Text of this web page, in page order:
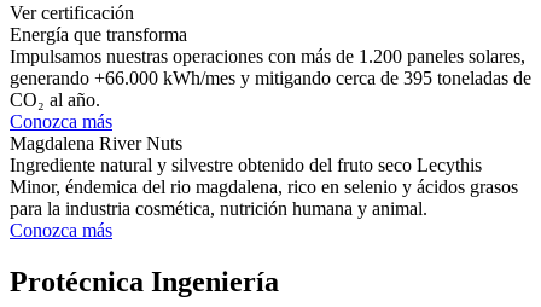
Ver certificación
Energía que transforma
Impulsamos nuestras operaciones con más de 1.200 paneles solares,
generando +66.000 kWh/mes y mitigando cerca de 395 toneladas de
CO₂ al año.
Conozca más
Magdalena River Nuts
Ingrediente natural y silvestre obtenido del fruto seco Lecythis
Minor, éndemica del rio magdalena, rico en selenio y ácidos grasos
para la industria cosmética, nutrición humana y animal.
Conozca más
Protécnica Ingeniería